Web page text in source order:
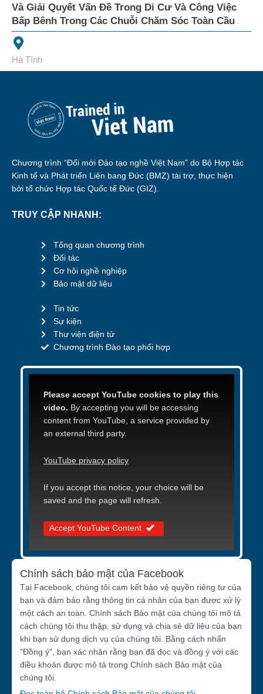
Và Giải Quyết Vấn Đề Trong Di Cư Và Công Việc
Bấp Bênh Trong Các Chuỗi Chăm Sóc Toàn Cầu
Hà Tĩnh
Chương trình “Đổi mới Đào tạo nghề Việt Nam” do Bộ Hợp tác
Kinh tế và Phát triển Liên bang Đức (BMZ) tài trợ, thực hiện
bởi tổ chức Hợp tác Quốc tế Đức (GIZ).
TRUY CẬP NHANH:
Tổng quan chương trình
Đối tác
Cơ hội nghề nghiệp
Bảo mật dữ liệu
Tin tức
Sự kiện
Thư viện điện tử
Chương trình Đào tạo phối hợp
Please accept YouTube cookies to play this
video. By accepting you will be accessing
content from YouTube, a service provided by
an external third party.
YouTube privacy policy
If you accept this notice, your choice will be
saved and the page will refresh.
Accept YouTube Content
Chính sách bảo mật của Facebook
Tại Facebook, chúng tôi cam kết bảo vệ quyền riêng tư của
bạn và đảm bảo rằng thông tin cá nhân của bạn được xử lý
một cách an toàn. Chính sách Bảo mật của chúng tôi mô tả
cách chúng tôi thu thập, sử dụng và chia sẻ dữ liệu của bạn
khi bạn sử dụng dịch vụ của chúng tôi. Bằng cách nhấn
"Đồng ý", bạn xác nhận rằng bạn đã đọc và đồng ý với các
điều khoản được mô tả trong Chính sách Bảo mật của
chúng tôi.